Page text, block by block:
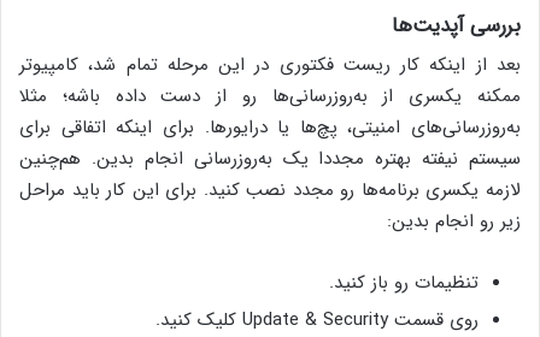
بررسی آپدیت‌ها
بعد از اینکه کار ریست فکتوری در این مرحله تمام شد، کامپیوتر
ممکنه یکسری از به‌روزرسانی‌ها رو از دست داده باشه؛ مثلا
به‌روزرسانی‌های امنیتی، پچ‌ها یا درایورها. برای اینکه اتفاقی برای
سیستم نیفته بهتره مجددا یک به‌روزرسانی انجام بدین. هم‌چنین
لازمه یکسری برنامه‌ها رو مجدد نصب کنید. برای این کار باید مراحل
زیر رو انجام بدین:
تنظیمات رو باز کنید.
روی قسمت Update & Security کلیک کنید.